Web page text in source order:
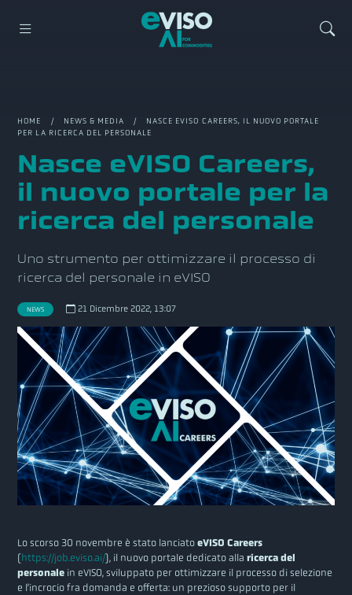
HOME / NEWS & MEDIA / NASCE EVISO CAREERS, IL NUOVO PORTALE
PER LA RICERCA DEL PERSONALE
Nasce eVISO Careers,
il nuovo portale per la
ricerca del personale
Uno strumento per ottimizzare il processo di
ricerca del personale in eVISO
NEWS 21 Dicembre 2022, 13:07
Lo scorso 30 novembre è stato lanciatoeVISO Careers
(https://job.eviso.ai/), il nuovo portale dedicato allaricerca del
personale in eVISO, sviluppato per ottimizzare il processo di selezione
e l’incrocio fra domanda e offerta: un prezioso supporto per il